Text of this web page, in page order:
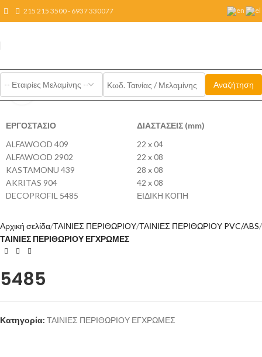
215 215 3500 - 6937 330077
Click to enlarge
ΕΡΓΟΣΤΑΣΙΟ
ALFAWOOD 409
ALFAWOOD 2902
KASTAMONU 439
AKRITAS 904
DECOPROFIL 5485
ΔΙΑΣΤΑΣΕΙΣ (mm)
22 x 04
22 x 08
28 x 08
42 x 08
ΕΙΔΙΚΗ ΚΟΠΗ
Αρχική σελίδα ΤΑΙΝΙΕΣ ΠΕΡΙΘΩΡΙΟΥ ΤΑΙΝΙΕΣ ΠΕΡΙΘΩΡΙΟΥ PVC/ABS
ΤΑΙΝΙΕΣ ΠΕΡΙΘΩΡΙΟΥ ΕΓΧΡΩΜΕΣ
5485
Κατηγορία: ΤΑΙΝΙΕΣ ΠΕΡΙΘΩΡΙΟΥ ΕΓΧΡΩΜΕΣ